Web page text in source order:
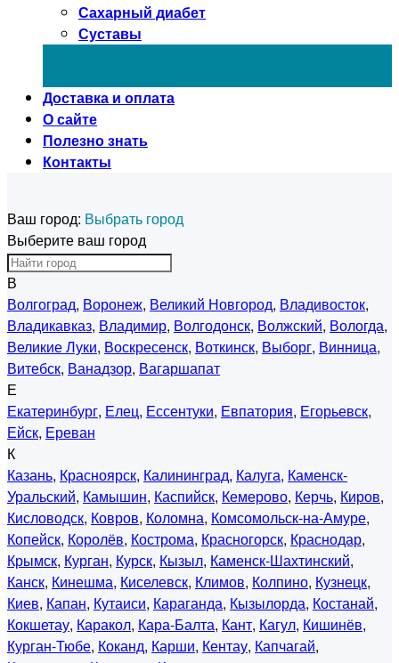
Сахарный диабет
Суставы
Доставка и оплата
О сайте
Полезно знать
Контакты
Ваш город: Выбрать город
Выберите ваш город
В
Волгоград, Воронеж, Великий Новгород, Владивосток,
Владикавказ, Владимир, Волгодонск, Волжский, Вологда,
Великие Луки, Воскресенск, Воткинск, Выборг, Винница,
Витебск, Ванадзор, Вагаршапат
Е
Екатеринбург, Елец, Ессентуки, Евпатория, Егорьевск,
Ейск, Ереван
К
Казань, Красноярск, Калининград, Калуга, Каменск-
Уральский, Камышин, Каспийск, Кемерово, Керчь, Киров,
Кисловодск, Ковров, Коломна, Комсомольск-на-Амуре,
Копейск, Королёв, Кострома, Красногорск, Краснодар,
Крымск, Курган, Курск, Кызыл, Каменск-Шахтинский,
Канск, Кинешма, Киселевск, Климов, Колпино, Кузнецк,
Киев, Капан, Кутаиси, Караганда, Кызылорда, Костанай,
Кокшетау, Каракол, Кара-Балта, Кант, Кагул, Кишинёв,
Курган-Тюбе, Коканд, Карши, Кентау, Капчагай,